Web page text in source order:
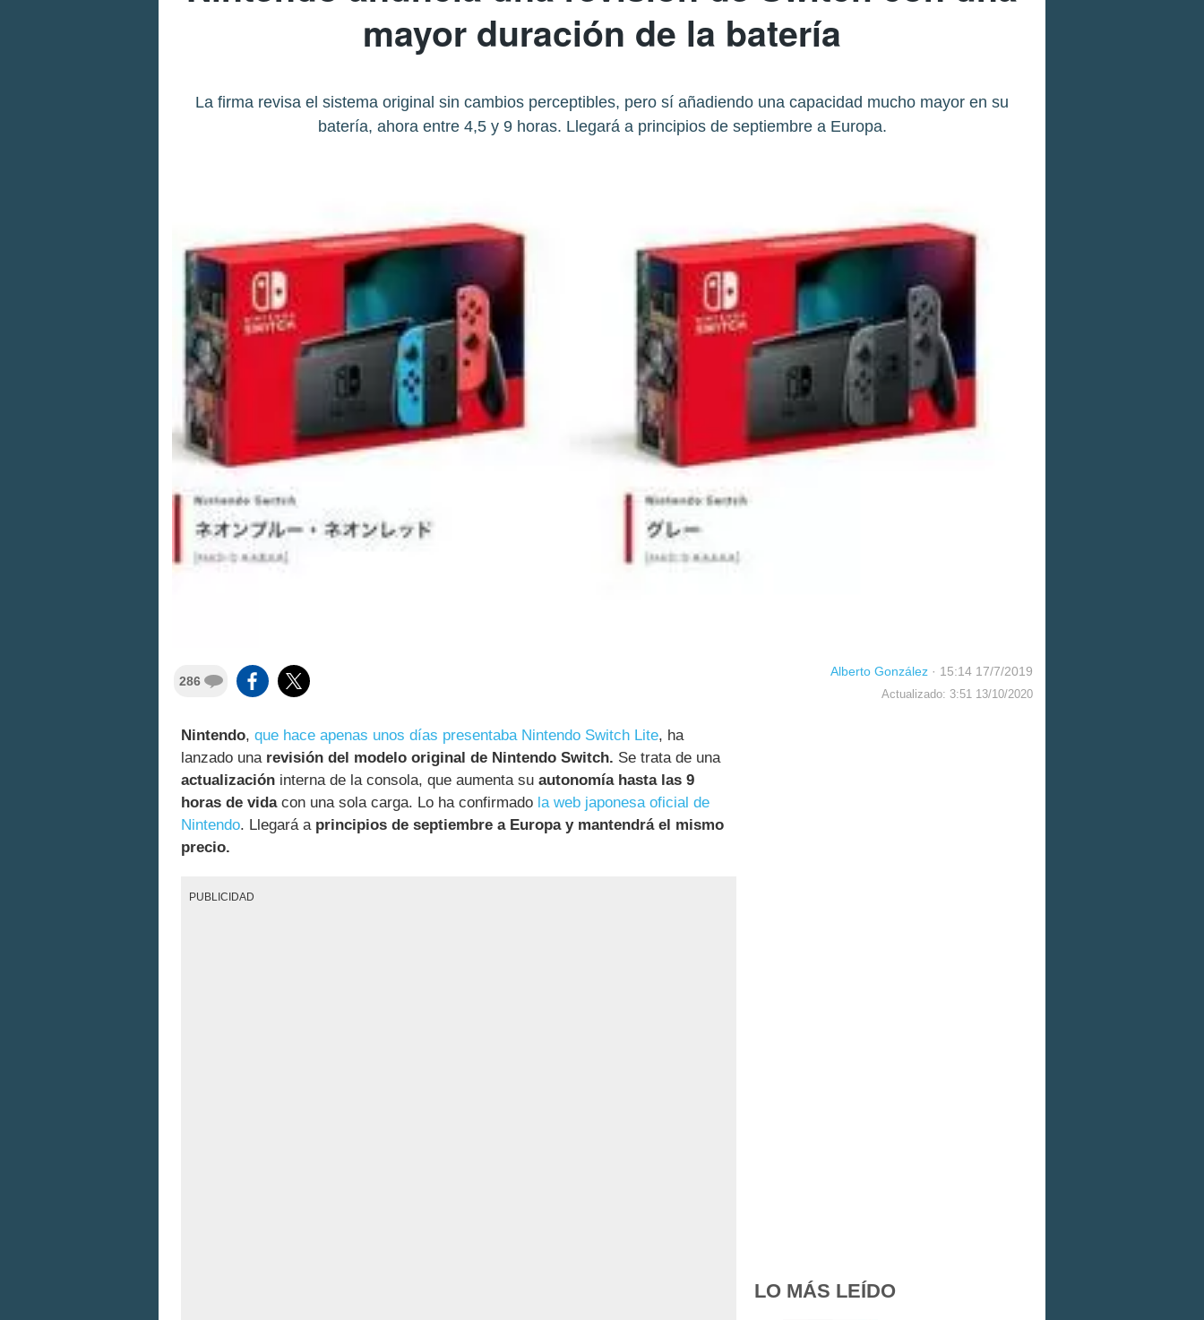
mayor duración de la batería
La firma revisa el sistema original sin cambios perceptibles, pero sí añadiendo una capacidad mucho mayor en su
batería, ahora entre 4,5 y 9 horas. Llegará a principios de septiembre a Europa.
286
Alberto González · 15:14 17/7/2019
Actualizado: 3:51 13/10/2020
Nintendo, que hace apenas unos días presentaba Nintendo Switch Lite, ha
lanzado una revisión del modelo original de Nintendo Switch. Se trata de una
actualización interna de la consola, que aumenta su autonomía hasta las 9
horas de vidacon una sola carga. Lo ha confirmado la web japonesa oficial de
Nintendo. Llegará aprincipios de septiembre a Europa y mantendrá el mismo
precio.
PUBLICIDAD
LO MÁS LEÍDO